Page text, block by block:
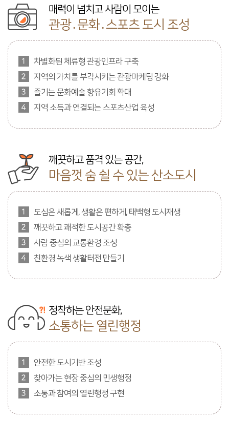
매력이 넘치고 사람이 모이는
관광․문화․스포츠 도시 조성
차별화된 체류형 관광인프라 구축
지역의 가치를 부각시키는 관광마케팅 강화
즐기는 문화예술 향유기회 확대
지역 소득과 연결되는 스포츠산업 육성
깨끗하고 품격 있는 공간,
마음껏 숨 쉴 수 있는 산소도시
도심은 새롭게, 생활은 편하게, 태백형 도시재생
깨끗하고 쾌적한 도시공간 확충
사람 중심의 교통환경 조성
친환경 녹색 생활터전 만들기
정착하는 안전문화,
소통하는 열린행정
안전한 도시기반 조성
찾아가는 현장 중심의 민생행정
소통과 참여의 열린행정 구현